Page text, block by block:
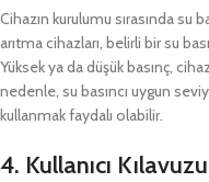
Cihazın kurulumu sırasında su
arıtma cihazları, belirli bir su
Yüksek ya da düşük basınç,
nedenle, su basıncı uygun
kullanmak faydalı olabilir.
4. Kullanıcı